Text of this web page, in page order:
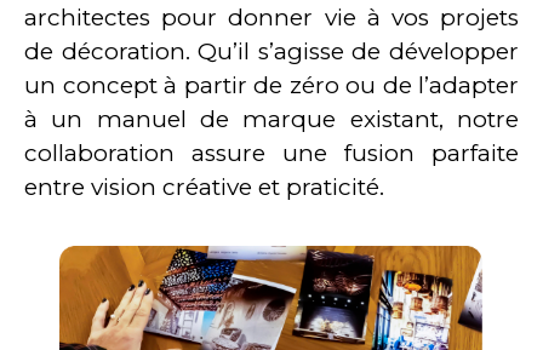
architectes pour donner vie à vos projets
de décoration. Qu’il s’agisse de développer
un concept à partir de zéro ou de l’adapter
à un manuel de marque existant, notre
collaboration assure une fusion parfaite
entre vision créative et praticité.